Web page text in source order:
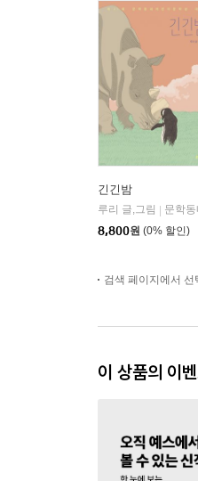
긴긴밤
루리 글,그림 | 문학동
8,800원 (0% 할인)
검색 페이지에서 선
이 상품의 이